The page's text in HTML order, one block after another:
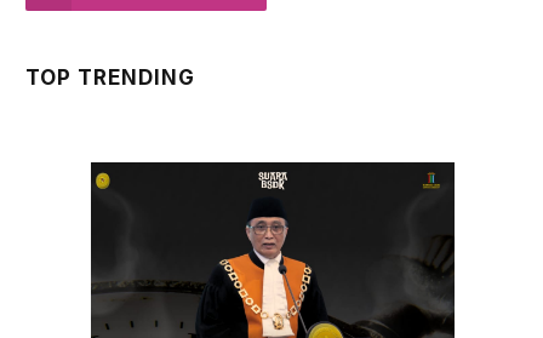
TOP TRENDING